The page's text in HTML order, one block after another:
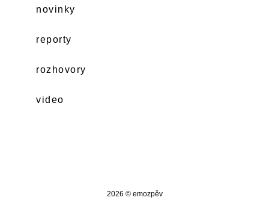
novinky
reporty
rozhovory
video
2026 © emozpěv